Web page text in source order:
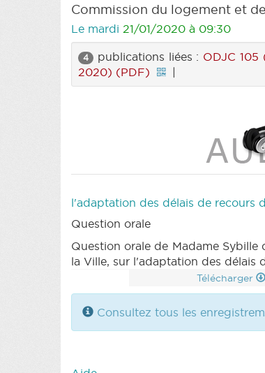
Commission du logement et
Le mardi 21/01/2020 à 09:30
4 publications liées : ODJC
2020) (PDF)
|
l'adaptation des délais de recours
Question orale
Question orale de Madame Sybille
la Ville, sur l'adaptation des délais
Télécharger
Consultez tous les